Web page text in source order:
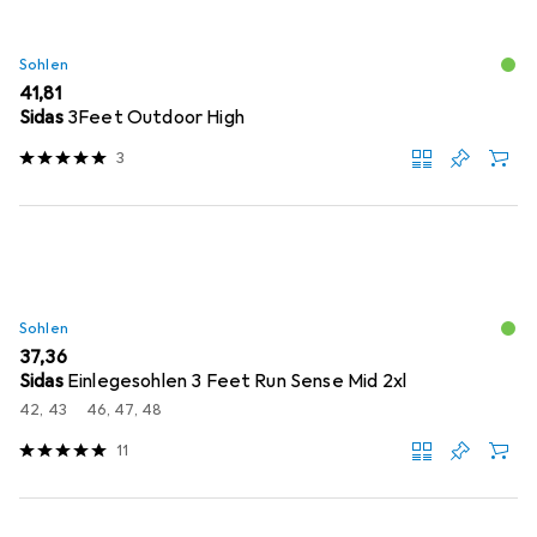
Sohlen
EUR
41,81
Sidas 3Feet Outdoor High
3
Sohlen
EUR
37,36
Sidas Einlegesohlen 3 Feet Run Sense Mid 2xl
42, 43 46, 47, 48
11